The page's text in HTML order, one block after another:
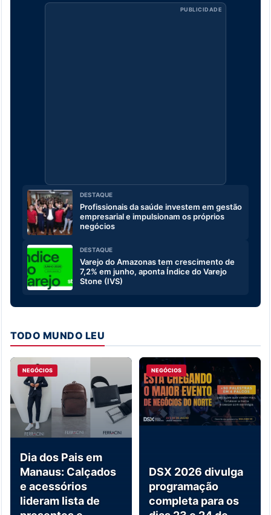
PUBLICIDADE
DESTAQUE
Profissionais da saúde investem em gestão
empresarial e impulsionam os próprios
negócios
DESTAQUE
Varejo do Amazonas tem crescimento de
7,2% em junho, aponta Índice do Varejo
Stone (IVS)
TODO MUNDO LEU
NEGÓCIOS
Dia dos Pais em
Manaus: Calçados
e acessórios
lideram lista de
NEGÓCIOS
DSX 2026 divulga
programação
completa para os